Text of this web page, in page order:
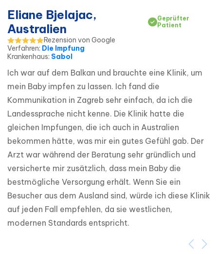
Eliane Bjelajac,
Australien
Geprüfter
Patient
Rezension von Google
Verfahren: Die Impfung
Krankenhaus: Sabol
Ich war auf dem Balkan und brauchte eine Klinik, um
mein Baby impfen zu lassen. Ich fand die
Kommunikation in Zagreb sehr einfach, da ich die
Landessprache nicht kenne. Die Klinik hatte die
gleichen Impfungen, die ich auch in Australien
bekommen hätte, was mir ein gutes Gefühl gab. Der
Arzt war während der Beratung sehr gründlich und
versicherte mir zusätzlich, dass mein Baby die
bestmögliche Versorgung erhält. Wenn Sie ein
Besucher aus dem Ausland sind, würde ich diese Klinik
auf jeden Fall empfehlen, da sie westlichen,
modernen Standards entspricht.